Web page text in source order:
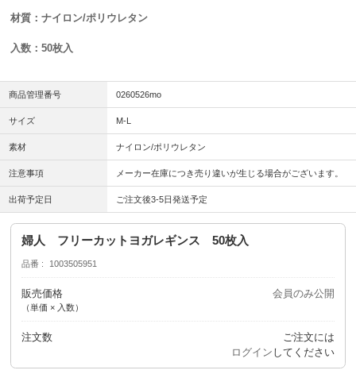
材質：ナイロン/ポリウレタン
入数：50枚入
商品管理番号 0260526mo
サイズ M-L
素材 ナイロン/ポリウレタン
注意事項 メーカー在庫につき売り違いが生じる場合がございます。
出荷予定日 ご注文後3-5日発送予定
婦人 フリーカットヨガレギンス 50枚入
品番 1003505951
販売価格
（単価 × 入数）
会員のみ公開
注文数
ご注文には
ログイン してください